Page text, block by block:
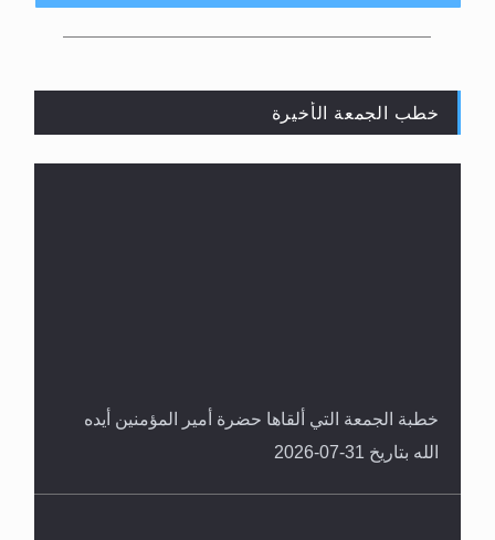
سورة التكوير تُنبئ بزمن بعثة المسيح الموعود عليه
خطب الجمعة الأخيرة
خطبة الجمعة التي ألقاها حضرة أمير المؤمنين أيده
الله بتاريخ 31-07-2026